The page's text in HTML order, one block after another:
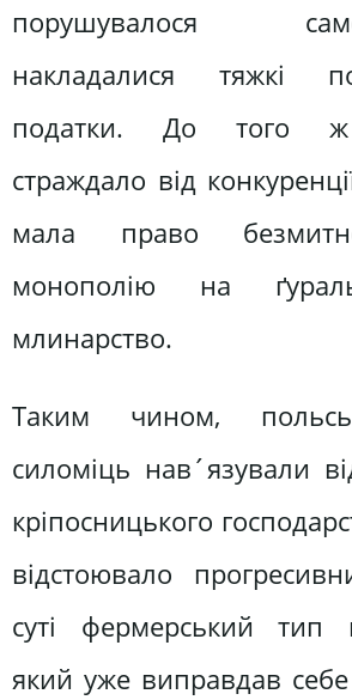
порушувалося
накладалися тяжкі
податки. До того ж
страждало від
мала право
монополію на
млинарство.
Таким чином,
силоміць нав´язували
кріпосницького
відстоювало
суті фермерський тип
який уже виправдав